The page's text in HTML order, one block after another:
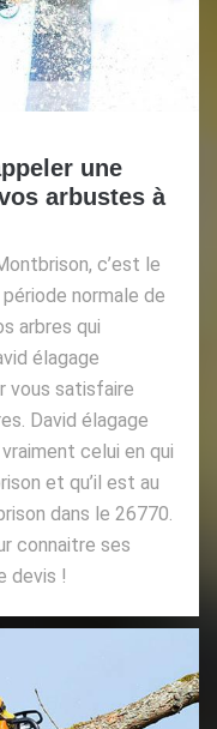
une
arbustes à
c’est le
normale de
arbres qui
élagage
vous satisfaire
David élagage
celui en qui
et qu’il est au
dans le 26770.
connaitre ses
devis !